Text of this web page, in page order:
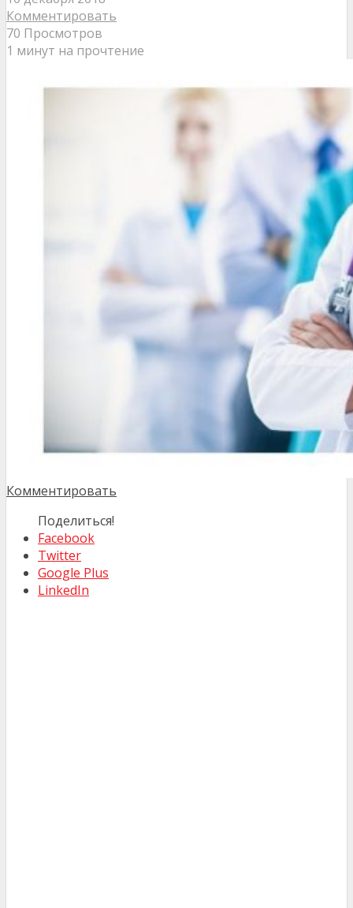
Комментировать
70 Просмотров
1 минут на прочтение
Комментировать
Поделиться!
Facebook
Twitter
Google Plus
LinkedIn